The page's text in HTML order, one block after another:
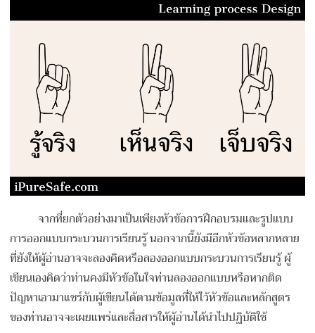
จากที่ยกตัวอย่างมาเป็นเพียงหัวข้อการฝึกอบรมและรูปแบบ
การออกแบบกระบวนการเรียนรู้ นอกจากนี้ยังมีอีกหัวข้อหลากหลาย
ที่ยังให้ผู้อ่านอาจจะลองคิดหรือลองออกแบบกระบวนการเรียนรู้ ผู้
เขียนเองคิดว่าท่านคงมีหัวข้อในใจท่านลองออกแบบหรือหากติด
ปัญหาเอามาแชร์กับผู้เขียนได้ตามข้อมูลที่ให้ไว้หัวข้อและหลักสูตร
ของท่านอาจจะเผยแพร่และสื่อสารให้ผู้อ่านได้นำไปปฏิบัติใช้